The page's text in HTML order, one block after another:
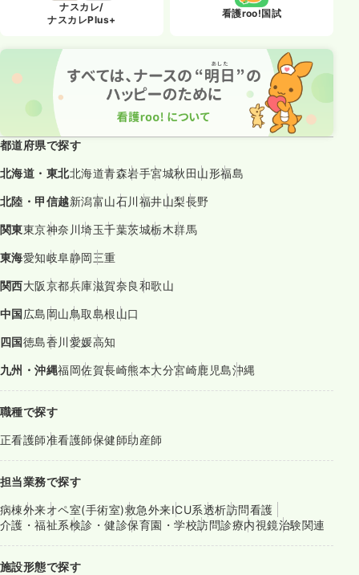
ナスカレ/
ナスカレPlus+
看護roo!国試
都道府県で探す
北海道・東北北海道青森岩手宮城秋田山形福島
北陸・甲信越新潟富山石川福井山梨長野
関東東京神奈川埼玉千葉茨城栃木群馬
東海愛知岐阜静岡三重
関西大阪京都兵庫滋賀奈良和歌山
中国広島岡山鳥取島根山口
四国徳島香川愛媛高知
九州・沖縄福岡佐賀長崎熊本大分宮崎鹿児島沖縄
職種で探す
正看護師准看護師保健師助産師
担当業務で探す
病棟外来オペ室(手術室)救急外来ICU系透析訪問看護
介護・福祉系検診・健診保育園・学校訪問診療内視鏡治験関連
施設形態で探す